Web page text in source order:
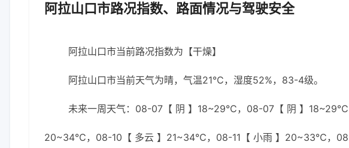
阿拉山口市路况指数、路面情况与驾驶安全
阿拉山口市当前路况指数为【干燥】
阿拉山口市当前天气为晴，气温21℃，湿度52%，83-4级。
未来一周天气：08-07【 阴 】18~29℃，08-07【 阴 】
20~34℃，08-10【 多云 】21~34℃，08-11【 小雨 】20~33℃，